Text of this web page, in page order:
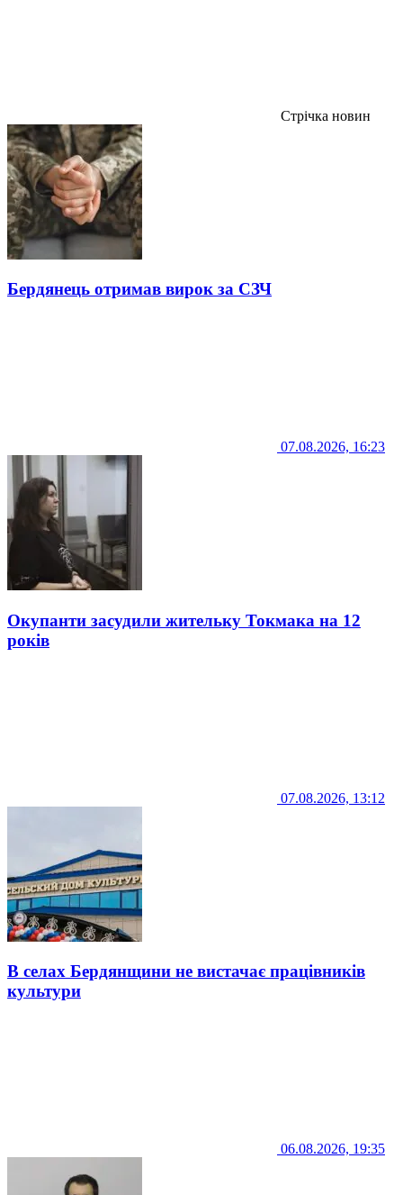
Стрічка новин
Бердянець отримав вирок за СЗЧ
07.08.2026, 16:23
Окупанти засудили жительку Токмака на 12
років
07.08.2026, 13:12
В селах Бердянщини не вистачає працівників
культури
06.08.2026, 19:35